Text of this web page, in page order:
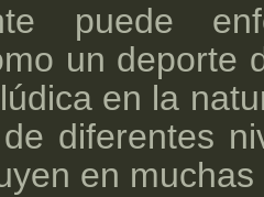
puede
un deporte
en la
diferentes
en